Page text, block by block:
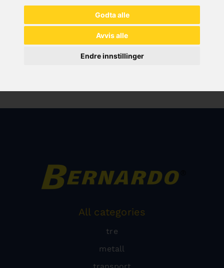
Godta alle
Avvis alle
Endre innstillinger
MANUELLE RØRBØYERE
All categories
tre
metall